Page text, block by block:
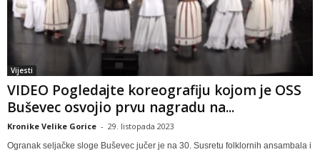
Vijesti
VIDEO Pogledajte koreografiju kojom je OSS
Buševec osvojio prvu nagradu na...
Kronike Velike Gorice - 29. listopada 2023
Ogranak seljačke sloge Buševec jučer je na 30. Susretu folklornih ansambala i